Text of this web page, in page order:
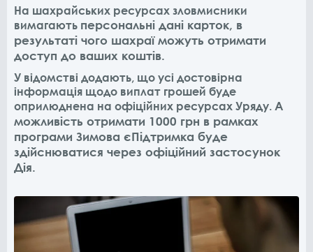
На шахрайських ресурсах зловмисники
вимагають персональні дані карток, в
результаті чого шахраї можуть отримати
доступ до ваших коштів.
У відомстві додають, що усі достовірна
інформація щодо виплат грошей буде
оприлюднена на офіційних ресурсах Уряду. А
можливість отримати 1000 грн в рамках
програми Зимова єПідтримка буде
здійснюватися через офіційний застосунок
Дія.